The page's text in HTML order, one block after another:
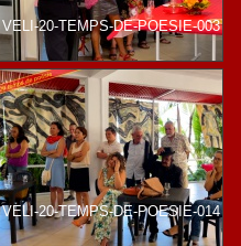
VELI-20-TEMPS-DE-POESIE-003
VELI-20-TEMPS-DE-POESIE-014